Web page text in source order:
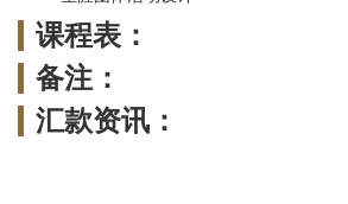
课程表：
备注：
汇款资讯：